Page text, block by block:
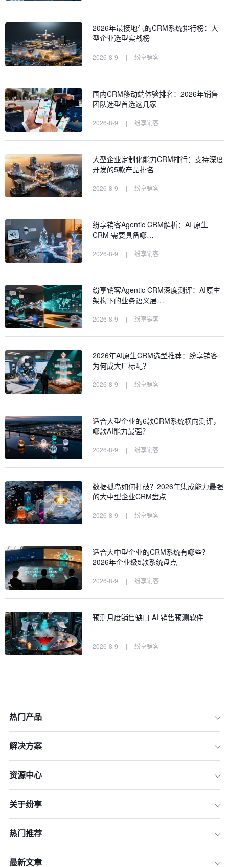
一、专利的保护期限
2026年最接地气的CRM系统排行榜：大
型企业选型实战榜
2026-8-9 | 纷享销客
国内CRM移动端体验排名：2026年销售
团队选型首选这几家
2026-8-9 | 纷享销客
大型企业定制化能力CRM排行：支持深度
开发的5款产品排名
2026-8-9 | 纷享销客
纷享销客Agentic CRM解析：AI 原生
CRM 需要具备哪…
2026-8-9 | 纷享销客
纷享销客Agentic CRM深度测评：AI原生
架构下的业务语义层…
2026-8-9 | 纷享销客
2026年AI原生CRM选型推荐：纷享销客
为何成大厂标配？
2026-8-9 | 纷享销客
适合大型企业的6款CRM系统横向测评，
哪款AI能力最强？
2026-8-9 | 纷享销客
数据孤岛如何打破？2026年集成能力最强
的大中型企业CRM盘点
2026-8-9 | 纷享销客
适合大中型企业的CRM系统有哪些？
2026年企业级5款系统盘点
2026-8-9 | 纷享销客
预测月度销售缺口 AI 销售预测软件
2026-8-9 | 纷享销客
热门产品
解决方案
资源中心
关于纷享
热门推荐
最新文章